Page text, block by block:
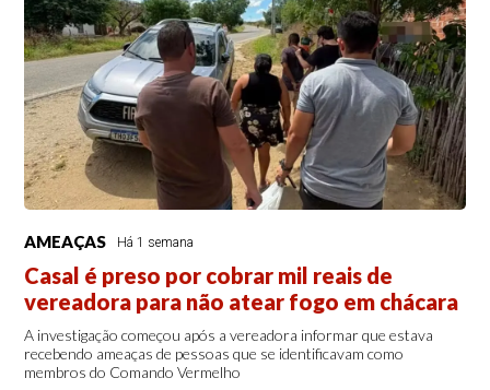
AMEAÇAS Há 1 semana
Casal é preso por cobrar mil reais de
vereadora para não atear fogo em chácara
A investigação começou após a vereadora informar que estava
recebendo ameaças de pessoas que se identificavam como
membros do Comando Vermelho